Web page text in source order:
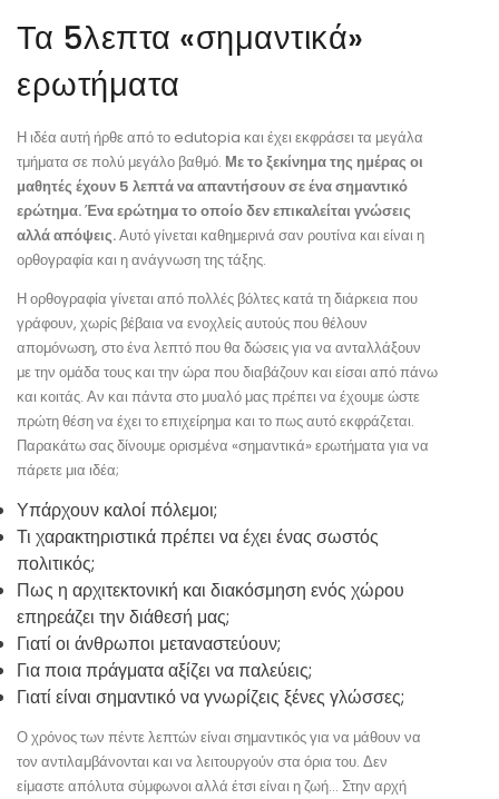
Τα 5λεπτα «σημαντικά»
ερωτήματα
Η ιδέα αυτή ήρθε από το edutopia και έχει εκφράσει τα μεγάλα
τμήματα σε πολύ μεγάλο βαθμό. Με το ξεκίνημα της ημέρας οι
μαθητές έχουν 5 λεπτά να απαντήσουν σε ένα σημαντικό
ερώτημα. Ένα ερώτημα το οποίο δεν επικαλείται γνώσεις
αλλά απόψεις.Αυτό γίνεται καθημερινά σαν ρουτίνα και είναι η
ορθογραφία και η ανάγνωση της τάξης.
Η ορθογραφία γίνεται από πολλές βόλτες κατά τη διάρκεια που
γράφουν, χωρίς βέβαια να ενοχλείς αυτούς που θέλουν
απομόνωση, στο ένα λεπτό που θα δώσεις για να ανταλλάξουν
με την ομάδα τους και την ώρα που διαβάζουν και είσαι από πάνω
και κοιτάς. Αν και πάντα στο μυαλό μας πρέπει να έχουμε ώστε
πρώτη θέση να έχει το επιχείρημα και το πως αυτό εκφράζεται.
Παρακάτω σας δίνουμε ορισμένα «σημαντικά» ερωτήματα για να
πάρετε μια ιδέα;
Υπάρχουν καλοί πόλεμοι;
Τι χαρακτηριστικά πρέπει να έχει ένας σωστός
πολιτικός;
Πως η αρχιτεκτονική και διακόσμηση ενός χώρου
επηρεάζει την διάθεσή μας;
Γιατί οι άνθρωποι μεταναστεύουν;
Για ποια πράγματα αξίζει να παλεύεις;
Γιατί είναι σημαντικό να γνωρίζεις ξένες γλώσσες;
Ο χρόνος των πέντε λεπτών είναι σημαντικός για να μάθουν να
τον αντιλαμβάνονται και να λειτουργούν στα όρια του. Δεν
είμαστε απόλυτα σύμφωνοι αλλά έτσι είναι η ζωή… Στην αρχή